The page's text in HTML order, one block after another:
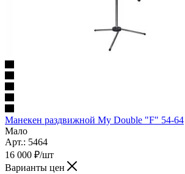
Манекен раздвижной My Double "F" 54-64
Мало
Арт.: 5464
16 000 ₽/шт
Варианты цен